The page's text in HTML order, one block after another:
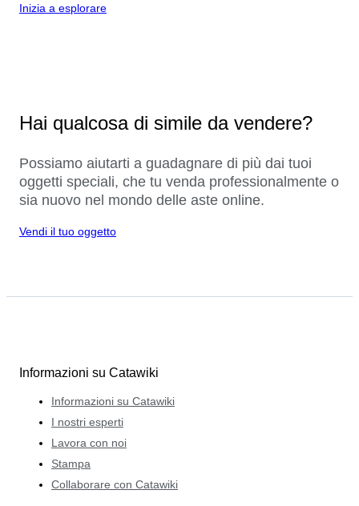
Inizia a esplorare
Hai qualcosa di simile da vendere?
Possiamo aiutarti a guadagnare di più dai tuoi
oggetti speciali, che tu venda professionalmente o
sia nuovo nel mondo delle aste online.
Vendi il tuo oggetto
Informazioni su Catawiki
Informazioni su Catawiki
I nostri esperti
Lavora con noi
Stampa
Collaborare con Catawiki